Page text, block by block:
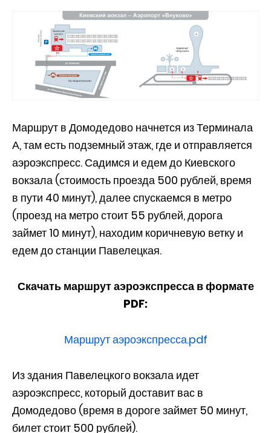
Маршрут в Домодедово начнется из Терминала
А, там есть подземный этаж, где и отправляется
аэроэкспресс. Садимся и едем до Киевского
вокзала (стоимость проезда 500 рублей, время
в пути 40 минут), далее спускаемся в метро
(проезд на метро стоит 55 рублей, дорога
займет 10 минут), находим коричневую ветку и
едем до станции Павелецкая.
Скачать маршрут аэроэкспресса в формате
PDF:
Маршрут аэроэкспресса.pdf
Из здания Павелецкого вокзала идет
аэроэкспресс, который доставит вас в
Домодедово (время в дороге займет 50 минут,
билет стоит 500 рублей).